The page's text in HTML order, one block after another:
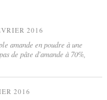
2016
amande en poudre à une
de pâte d'amande à 70%,
2016